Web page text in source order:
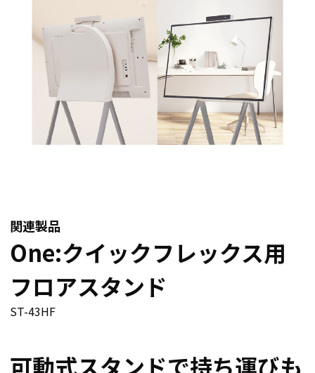
関連製品
One:クイックフレックス用
フロアスタンド
ST-43HF
可動式スタンドで持ち運びも